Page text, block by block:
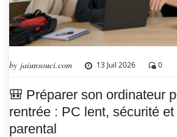
by jaiunsouci.com 13 Juil 2026 0
🎒 Préparer son ordinateur
rentrée : PC lent, sécurité
parental